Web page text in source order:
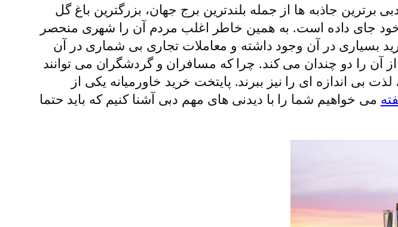
جاذبه ها از جمله بلندترین برج جهان، بزرگترین باغ گل
خود جای داده است. به همین خاطر اغلب مردم آن را شهری منحصر
بسیاری در آن وجود داشته و معاملات تجاری بی شماری در آن
بازدید از آن را دو چندان می کند. چرا که مسافران و گردشگران می توانند
بی اندازه ای را نیز ببرند. پایتخت خرید خاورمیانه یکی از
می خواهیم شما را با دیدنی های مهم دبی آشنا کنیم که باید حتما